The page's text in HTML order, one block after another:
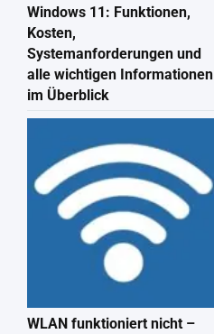
Windows 11: Funktionen,
Kosten,
Systemanforderungen und
alle wichtigen Informationen
im Überblick
WLAN funktioniert nicht –